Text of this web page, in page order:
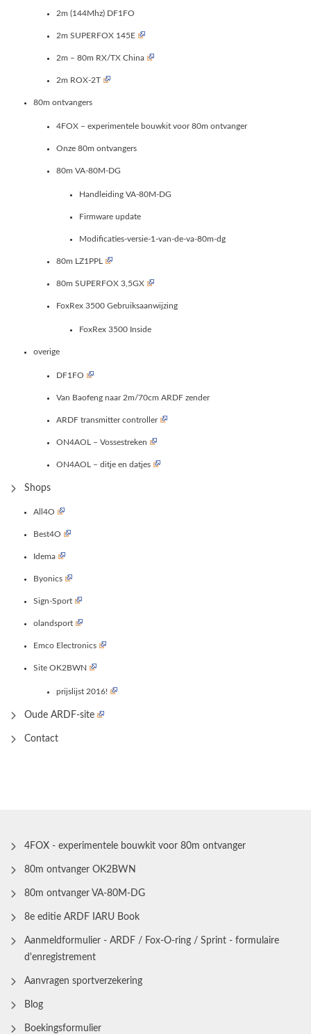
2m (144Mhz) DF1FO
2m SUPERFOX 145E
2m – 80m RX/TX China
2m ROX-2T
80m ontvangers
4FOX – experimentele bouwkit voor 80m ontvanger
Onze 80m ontvangers
80m VA-80M-DG
Handleiding VA-80M-DG
Firmware update
Modificaties-versie-1-van-de-va-80m-dg
80m LZ1PPL
80m SUPERFOX 3,5GX
FoxRex 3500 Gebruiksaanwijzing
FoxRex 3500 Inside
overige
DF1FO
Van Baofeng naar 2m/70cm ARDF zender
ARDF transmitter controller
ON4AOL – Vossestreken
ON4AOL – ditje en datjes
Shops
All4O
Best4O
Idema
Byonics
Sign-Sport
olandsport
Emco Electronics
Site OK2BWN
prijslijst 2016!
Oude ARDF-site
Contact
4FOX - experimentele bouwkit voor 80m ontvanger
80m ontvanger OK2BWN
80m ontvanger VA-80M-DG
8e editie ARDF IARU Book
Aanmeldformulier - ARDF / Fox-O-ring / Sprint - formulaire
d'enregistrement
Aanvragen sportverzekering
Blog
Boekingsformulier